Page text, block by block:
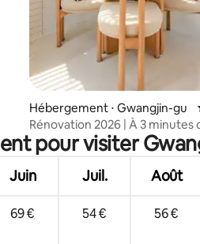
: 4,96 sur 5
Hébergement ⋅ Gwangjin-gu
Rénovation 2026 | À 3 minutes
station Guui de la ligne 2 | À 5 à
minutes de Seongsu, de
nationale de Corée et de Jamsil |
Gangnam | KSPO
pour visiter
Juin Juil. Août
69 € 54 € 56 €